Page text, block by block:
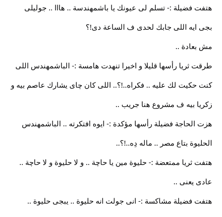
هتفت فضيلة :- تسلم لى عيونك يا باشمهندسة .. هااا .. جوليلى
بجى ايه اللى جابك لحدى ف الساعة دى!؟
مش بعادة ..
طرقت ثريا رأسها قليلا و اخيرا تنهدت هامسة :- الباشمهندس اللى
كنت حكيت لك عليه .. فكراه..!؟.. اللى كان چاى يشارك عاصم بيه و
زكريا بيه ف مشروع هنا جريب ..
هزت الحاجة فضيلة رأسها مؤكدة :- ايوه افتكرته .. الباشمهندس
الحليوة بتاع مصر .. ماله دِه..!؟..
هتفت ثريا ممتعضة :- حليوة مين يا حاچة .. و لا حليوة و لا حاچة ..
عادى يعنى ..
هتفت فضيلة مشاكسة :- انى جولت انه حليوة .. يبجى حليوة ..